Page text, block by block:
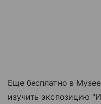
Еще бесплатно в
изучить экспозицию